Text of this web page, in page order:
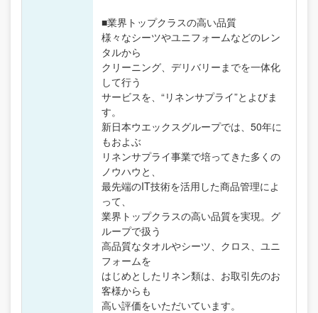
■業界トップクラスの高い品質
様々なシーツやユニフォームなどのレン
タルから
クリーニング、デリバリーまでを一体化
して行う
サービスを、“リネンサプライ”とよびま
す。
新日本ウエックスグループでは、50年に
もおよぶ
リネンサプライ事業で培ってきた多くの
ノウハウと、
最先端のIT技術を活用した商品管理によ
って、
業界トップクラスの高い品質を実現。グ
ループで扱う
高品質なタオルやシーツ、クロス、ユニ
フォームを
はじめとしたリネン類は、お取引先のお
客様からも
高い評価をいただいています。